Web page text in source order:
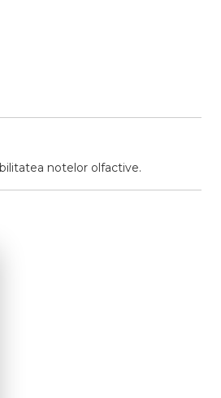
notelor olfactive.